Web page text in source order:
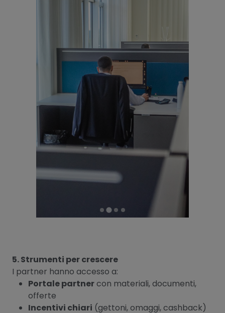
5. Strumenti per crescere
I partner hanno accesso a:
Portale partnercon materiali, documenti,
offerte
Incentivi chiari (gettoni, omaggi, cashback)